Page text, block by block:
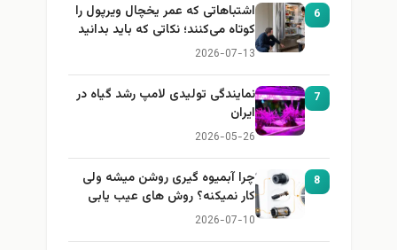
6
اشتباهاتی که عمر یخچال ویرپول را
کوتاه می‌کنند؛ نکاتی که باید بدانید
2026-07-13
7
نمایندگی تولیدی لامپ رشد گیاه در
ایران
2026-05-26
8
چرا آبمیوه گیری روشن میشه ولی
کار نمیکنه؟ روش های عیب یابی
2026-07-10